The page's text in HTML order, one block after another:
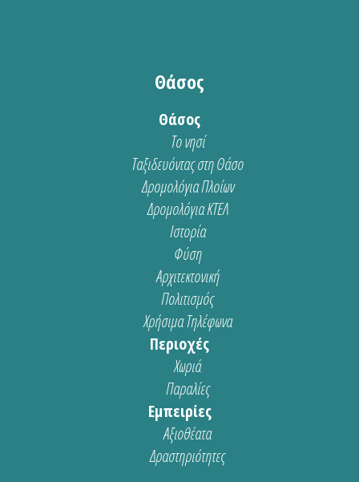
Θάσος
Θάσος
Το νησί
Ταξιδευόντας στη Θάσο
Δρομολόγια Πλοίων
Δρομολόγια ΚΤΕΛ
Ιστορία
Φύση
Αρχιτεκτονική
Πολιτισμός
Χρήσιμα Τηλέφωνα
Περιοχές
Χωριά
Παραλίες
Εμπειρίες
Αξιοθέατα
Δραστηριότητες